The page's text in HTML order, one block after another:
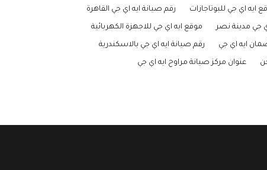
ايه اي جي للبوتاجازات رقم صيانة ايه اي جي القاهرة
جي مدينة نصر موقع ايه اي جي للاجهزة الكهربائية
ايه اي جي رقم صيانة ايه اي جي بالاسكندرية
عنوان مركز صيانة مراوح ايه اي جي